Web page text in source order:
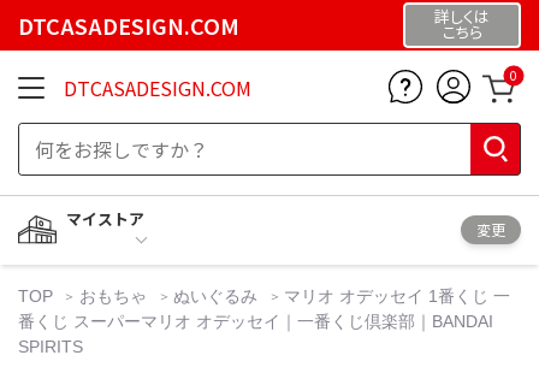
DTCASADESIGN.COM 詳しくは
こちら
DTCASADESIGN.COM 0
マイストア
変更
TOP おもちゃ ぬいぐるみ
マリオ オデッセイ 1番くじ 一
番くじ スーパーマリオ オデッセイ｜一番くじ倶楽部｜BANDAI
SPIRITS